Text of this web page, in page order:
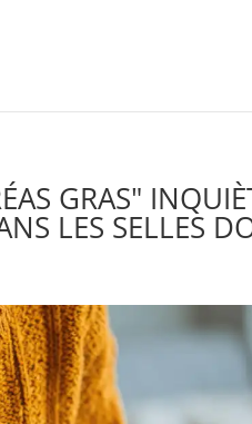
GRAS"
LES SELLES